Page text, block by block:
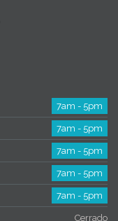
7am - 5pm
7am - 5pm
7am - 5pm
7am - 5pm
7am - 5pm
Cerrado